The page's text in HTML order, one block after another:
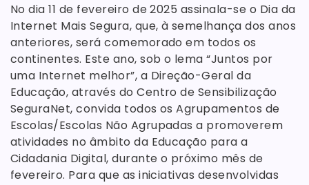
No dia 11 de fevereiro de 2025 assinala-se o Dia da
Internet Mais Segura, que, à semelhança dos anos
anteriores, será comemorado em todos os
continentes. Este ano, sob o lema “Juntos por
uma Internet melhor”, a Direção-Geral da
Educação, através do Centro de Sensibilização
SeguraNet, convida todos os Agrupamentos de
Escolas/Escolas Não Agrupadas a promoverem
atividades no âmbito da Educação para a
Cidadania Digital, durante o próximo mês de
fevereiro. Para que as iniciativas desenvolvidas